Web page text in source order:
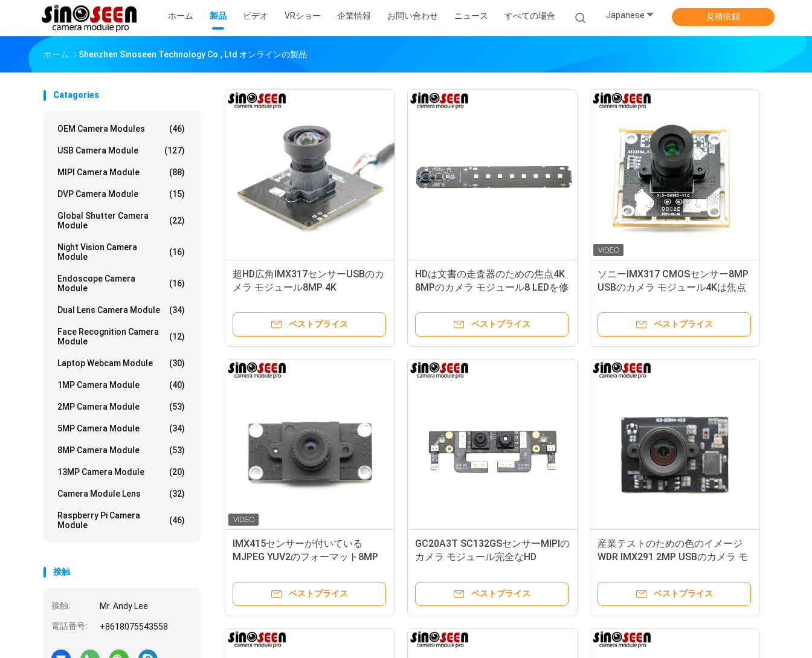
ホーム 製品 ビデオ VRショー 企業情報 お問い合わせ ニュース すべての場合 Japanese 見積依頼
ホーム Shenzhen Sinoseen Technology Co., Ltd オンラインの製品
Catagories
OEM Camera Modules (46)
USB Camera Module (127)
MIPI Camera Module (88)
DVP Camera Module (15)
Global Shutter Camera
Module
(22)
Night Vision Camera
Module
(16)
Endoscope Camera
Module
(16)
Dual Lens Camera Module (34)
Face Recognition Camera
Module
(12)
Laptop Webcam Module (30)
1MP Camera Module (40)
2MP Camera Module (53)
5MP Camera Module (34)
8MP Camera Module (53)
13MP Camera Module (20)
Camera Module Lens (32)
Raspberry Pi Camera
Module
(46)
接触
接触: Mr. Andy Lee
電話番号: +8618075543558
超HD広角IMX317センサーUSBのカ
メラ モジュール8MP 4K
ベストプライス
HDは文書の走査器のための焦点4K
8MPのカメラ モジュール8 LEDを修
ベストプライス
ソニーIMX317 CMOSセンサー8MP
USBのカメラ モジュール4Kは焦点
ベストプライス
IMX415センサーが付いている
MJPEG YUV2のフォーマット8MP
ベストプライス
GC20A3T SC132GSセンサーMIPIの
カメラ モジュール完全なHD
ベストプライス
産業テストのための色のイメージ
WDR IMX291 2MP USBのカメラ モ
ベストプライス